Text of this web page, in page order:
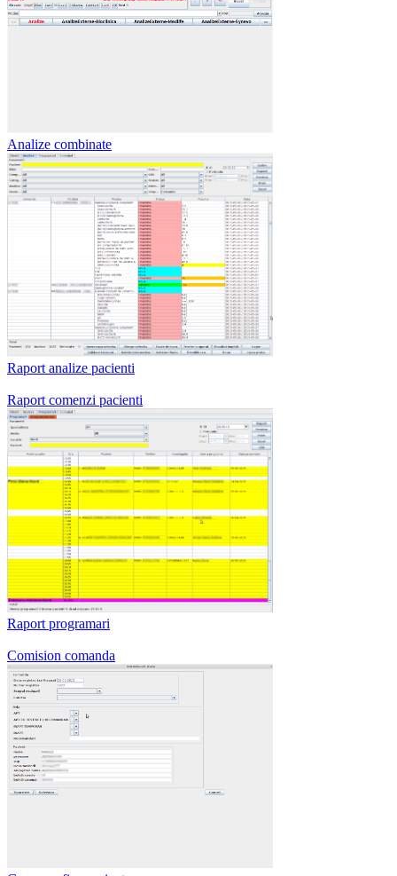
Analize combinate
Raport analize pacienti
Raport comenzi pacienti
Raport programari
Comision comanda